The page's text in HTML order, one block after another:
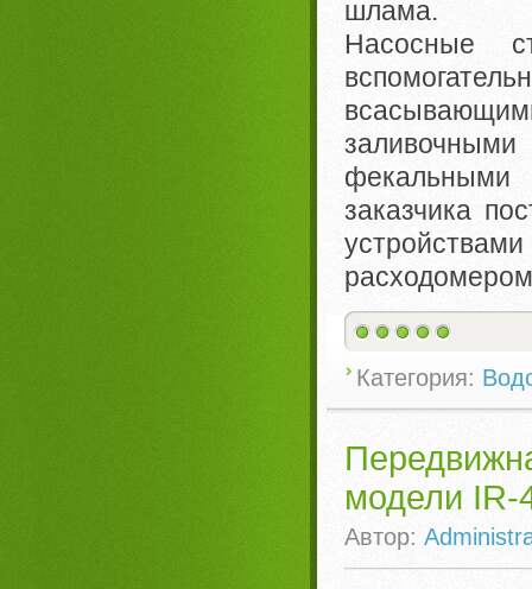
шлама.
Насосные
заказчика
Категория:
модели IR-
Автор: